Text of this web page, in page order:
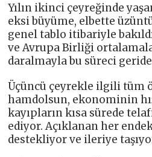
Yılın ikinci çeyreğinde
eksi büyüme, elbette
genel tablo itibariyle
ve Avrupa Birliği
daralmayla bu süreci geride
Üçüncü çeyrekle ilgili tüm
hamdolsun, ekonominin
kayıpların kısa sürede
ediyor. Açıklanan her
destekliyor ve ileriye